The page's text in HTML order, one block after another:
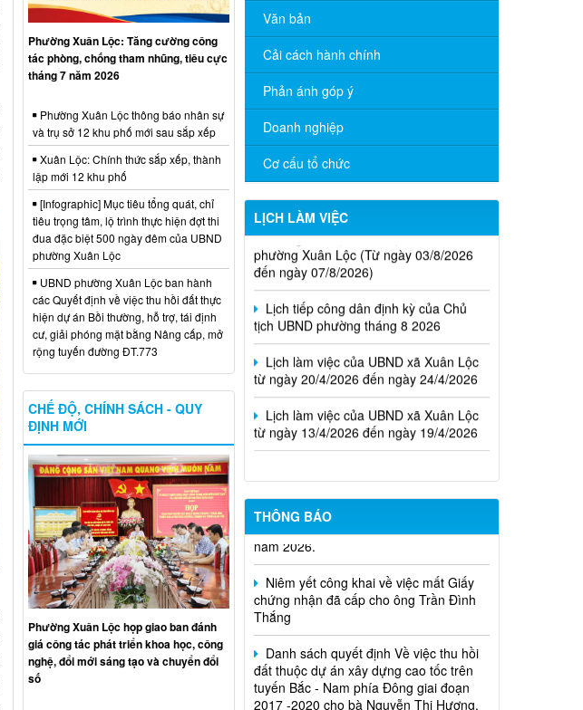
Văn bản
Cải cách hành chính
Phản ánh góp ý
Doanh nghiệp
Cơ cấu tổ chức
LỊCH LÀM VIỆC
Thông báo Lịch làm việc của UBND
phường Xuân Lộc (Từ ngày 03/8/2026
đến ngày 07/8/2026)
Lịch tiếp công dân định kỳ của Chủ
tịch UBND phường tháng 8 2026
Lịch làm việc của UBND xã Xuân Lộc
từ ngày 20/4/2026 đến ngày 24/4/2026
Lịch làm việc của UBND xã Xuân Lộc
từ ngày 13/4/2026 đến ngày 19/4/2026
THÔNG BÁO
Cuộc thi trực tuyến tìm hiểu pháp luật
năm 2026.
Niêm yết công khai về việc mất Giấy
chứng nhận đã cấp cho ông Trần Đình
Thắng
Danh sách quyết định Về việc thu hồi
đất thuộc dự án xây dựng cao tốc trên
tuyến Bắc - Nam phía Đông giai đoạn
2017 -2020 cho bà Nguyễn Thị Hương,
ông Lê Văn Nhân, bà Trần Thị Bốn,...
Phường Xuân Lộc: Tăng cường công
tác phòng, chống tham nhũng, tiêu cực
tháng 7 năm 2026
Phường Xuân Lộc thông báo nhân sự
và trụ sở 12 khu phố mới sau sắp xếp
Xuân Lộc: Chính thức sắp xếp, thành
lập mới 12 khu phố
[Infographic] Mục tiêu tổng quát, chỉ
tiêu trọng tâm, lộ trình thực hiện đợt thi
đua đặc biệt 500 ngày đêm của UBND
phường Xuân Lộc
UBND phường Xuân Lộc ban hành
các Quyết định về việc thu hồi đất thực
hiện dự án Bồi thường, hỗ trợ, tái định
cư, giải phóng mặt bằng Nâng cấp, mở
rộng tuyến đường ĐT.773
CHẾ ĐỘ, CHÍNH SÁCH - QUY
ĐỊNH MỚI
Phường Xuân Lộc họp giao ban đánh
giá công tác phát triển khoa học, công
nghệ, đổi mới sáng tạo và chuyển đổi
số